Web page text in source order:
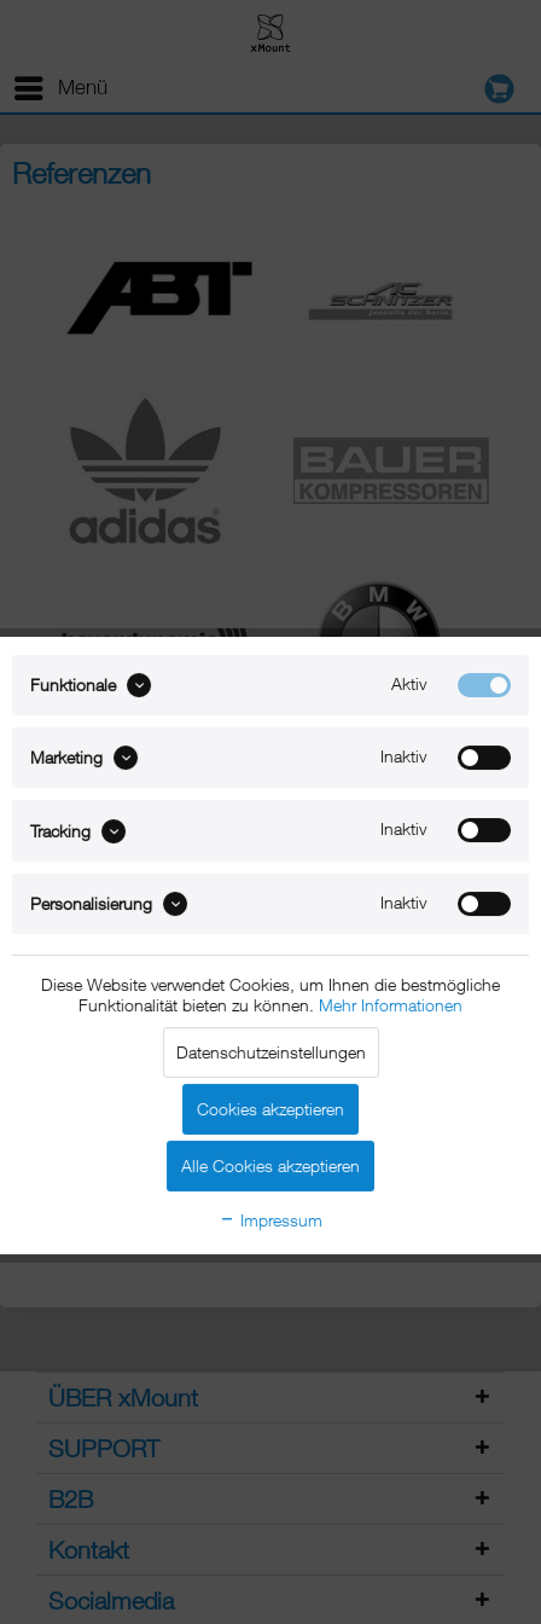
Menü
Referenzen
ÜBER xMount
SUPPORT
B2B
Kontakt
Socialmedia
Funktionale Aktiv
Marketing Inaktiv
Tracking Inaktiv
Personalisierung Inaktiv
Diese Website verwendet Cookies, um Ihnen die bestmögliche
Funktionalität bieten zu können. Mehr Informationen
Datenschutzeinstellungen
Cookies akzeptieren
Alle Cookies akzeptieren
Impressum